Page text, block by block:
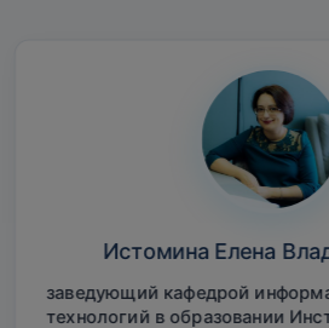
Истомина Елена
заведующий кафедрой
технологий в образовании